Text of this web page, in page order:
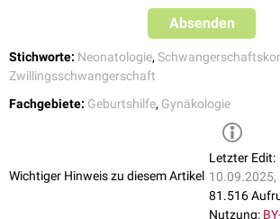
Absenden
Stichworte: Neonatologie,
Zwillingsschwangerschaft
Fachgebiete: Geburtshilfe, Gynäkologie
Wichtiger Hinweis zu diesem Artikel
Letzter Edit:
10.09.2025,
81.516
Nutzung: